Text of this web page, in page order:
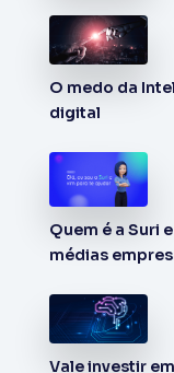
O medo da
digital
Quem é a Suri
médias
Vale investir